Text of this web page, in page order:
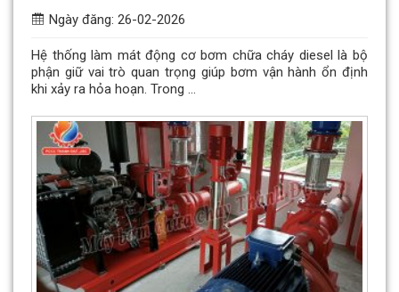
Ngày đăng: 26-02-2026
Hệ thống làm mát động cơ bơm chữa cháy diesel là bộ
phận giữ vai trò quan trọng giúp bơm vận hành ổn định
khi xảy ra hỏa hoạn. Trong ...